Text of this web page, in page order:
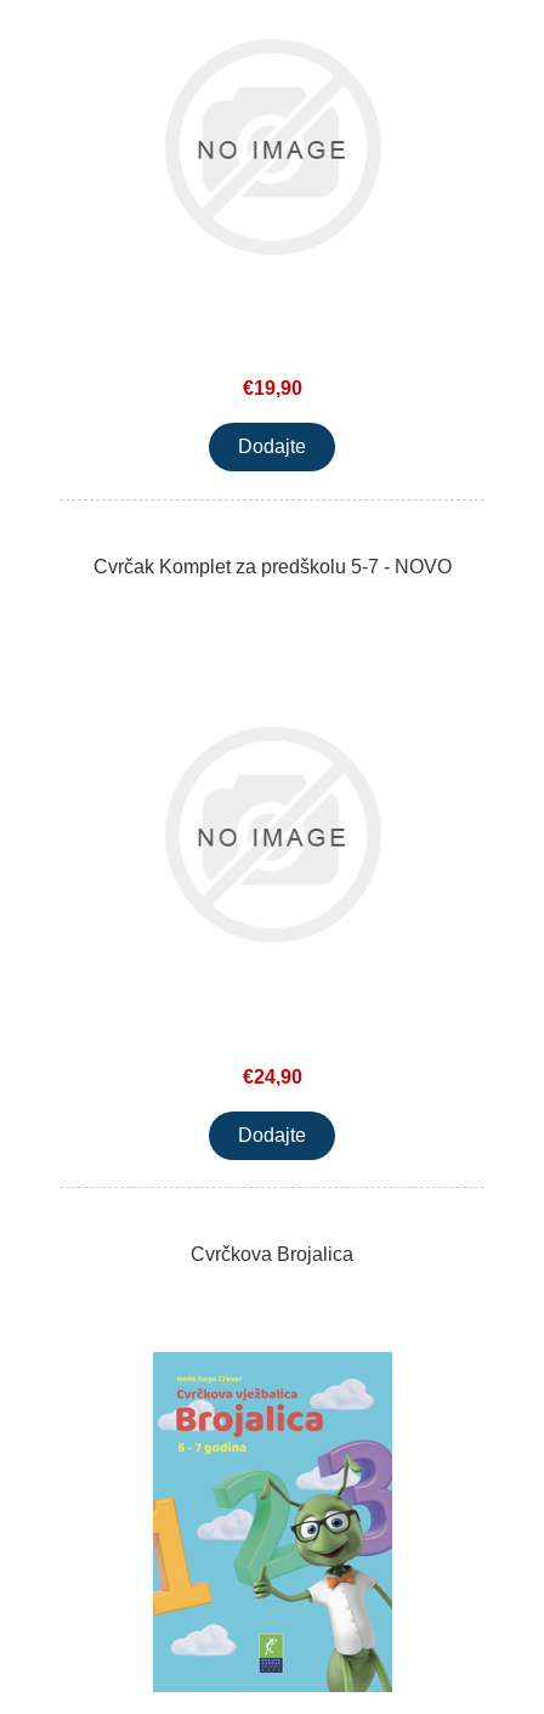
€19,90
Cvrčak Komplet za predškolu 5-7 - NOVO
€24,90
Cvrčkova Brojalica